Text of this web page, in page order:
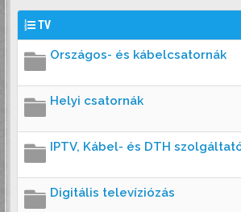
TV
Országos- és kábelcsatornák
Helyi csatornák
IPTV, Kábel- és DTH
Digitális televíziózás